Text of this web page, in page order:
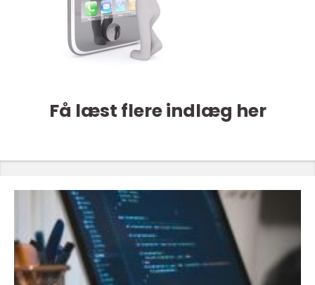
Få læst flere indlæg her